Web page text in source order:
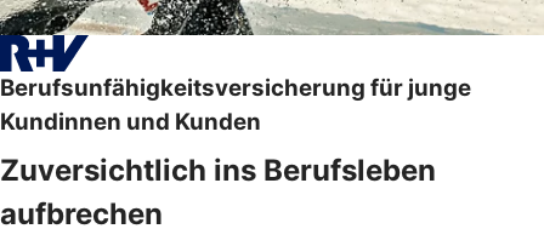
Berufsunfähigkeitsversicherung für junge
Kundinnen und Kunden
Zuversichtlich ins Berufsleben
aufbrechen